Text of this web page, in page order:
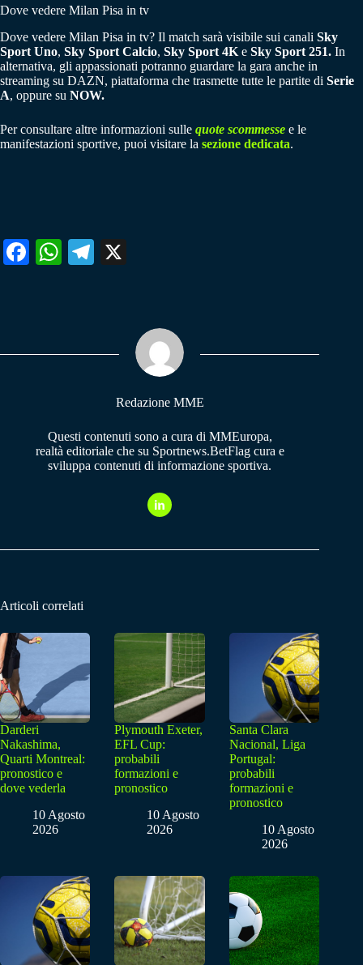
Dove vedere Milan Pisa in tv
Dove vedere Milan Pisa in tv? Il match sarà visibile sui canali Sky
Sport Uno, Sky Sport Calcio, Sky Sport 4K e Sky Sport 251. In
alternativa, gli appassionati potranno guardare la gara anche in
streaming su DAZN, piattaforma che trasmette tutte le partite di Serie
A, oppure su NOW.
Per consultare altre informazioni sulle quote scommesse e le
manifestazioni sportive, puoi visitare la sezione dedicata.
Fa W
pp
Te
m
Redazione MME
Questi contenuti sono a cura di MMEuropa,
realtà editoriale che su Sportnews.BetFlag cura e
sviluppa contenuti di informazione sportiva.
Articoli correlati
Darderi
Nakashima,
Quarti Montreal:
pronostico e
dove vederla
10 Agosto
2026
Plymouth Exeter,
EFL Cup:
probabili
formazioni e
pronostico
10 Agosto
2026
Santa Clara
Nacional, Liga
Portugal:
probabili
formazioni e
pronostico
10 Agosto
2026